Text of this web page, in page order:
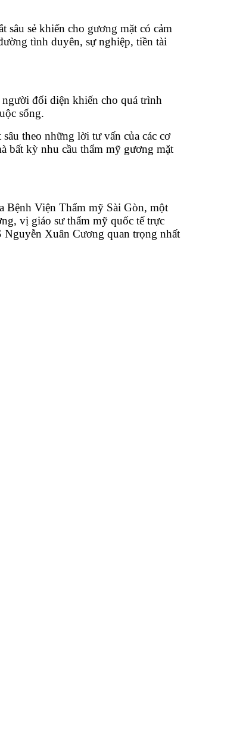
sẻ khiến cho gương mặt có cảm
tình duyên, sự nghiệp, tiền tài
đối diện khiến cho quá trình
sống.
theo những lời tư vấn của các cơ
bất kỳ nhu cầu thẩm mỹ gương mặt
Bệnh Viện Thẩm mỹ Sài Gòn, một
vị giáo sư thẩm mỹ quốc tế trực
Xuân Cương quan trọng nhất